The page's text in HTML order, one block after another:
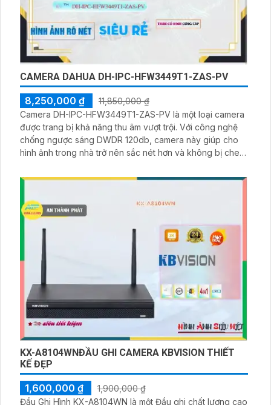
CAMERA DAHUA DH-IPC-HFW3449T1-ZAS-PV
8,250,000 ₫
11,850,000 ₫
Camera DH-IPC-HFW3449T1-ZAS-PV là một loại camera
được trang bị khả năng thu âm vượt trội. Với công nghệ
chống ngược sáng DWDR 120db, camera này giúp cho
hình ảnh trong nhà trở nên sắc nét hơn và không bị che
camera này cũng được trang bị công nghệ nén hình ảnh
KX-A8104WNĐẦU GHI CAMERA KBVISION THIẾT
KẾ ĐẸP
1,600,000 ₫
1,900,000 ₫
Đầu Ghi Hình KX-A8104WN là một Đầu ghi chất lượng cao